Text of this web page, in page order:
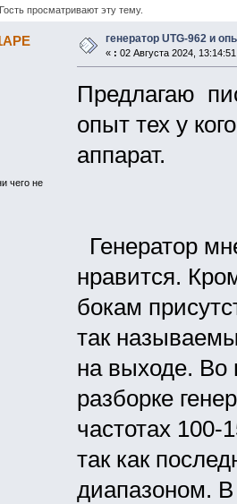
просматривают эту тему.
чего не
генератор UTG-962 и
« : 02 Августа 2024,
Предлагаю
опыт тех у
аппарат.
Генератор
нравится.
бокам
так
на выходе. Во
разборке
частотах
так как
диапазоном.